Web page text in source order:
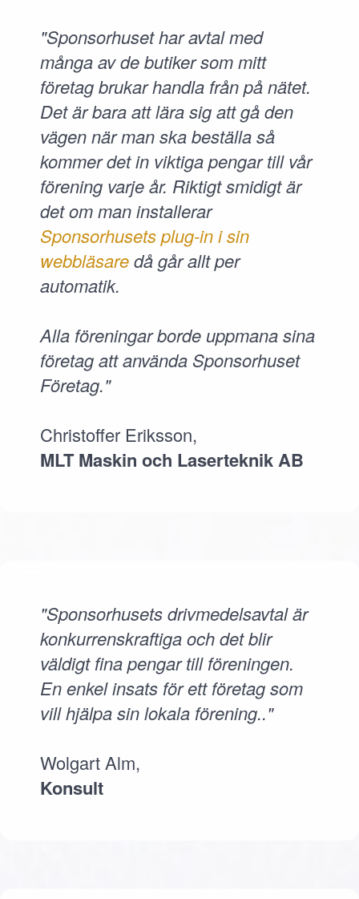
"Sponsorhuset har avtal med
många av de butiker som mitt
företag brukar handla från på nätet.
Det är bara att lära sig att gå den
vägen när man ska beställa så
kommer det in viktiga pengar till vår
förening varje år. Riktigt smidigt är
det om man installerar
Sponsorhusets plug-in i sin
webbläsaredå går allt per
automatik.
Alla föreningar borde uppmana sina
företag att använda Sponsorhuset
Företag."
Christoffer Eriksson,
MLT Maskin och Laserteknik AB
"Sponsorhusets drivmedelsavtal är
konkurrenskraftiga och det blir
väldigt fina pengar till föreningen.
En enkel insats för ett företag som
vill hjälpa sin lokala förening.."
Wolgart Alm,
Konsult